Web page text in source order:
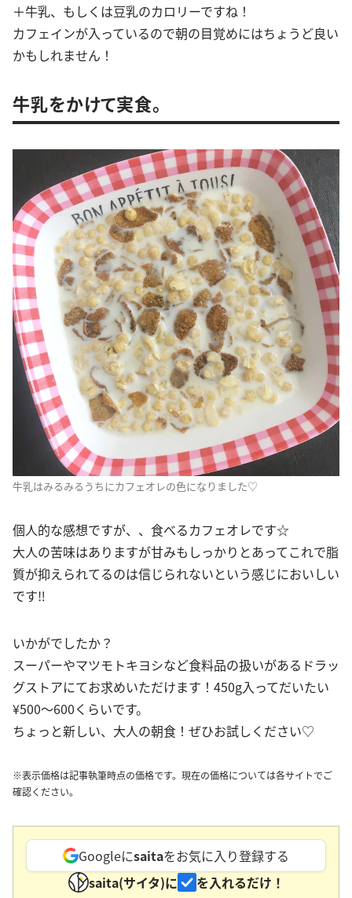
＋牛乳、もしくは豆乳のカロリーですね！
カフェインが入っているので朝の目覚めにはちょうど良い
かもしれません！
牛乳をかけて実食。
牛乳はみるみるうちにカフェオレの色になりました♡
個人的な感想ですが、、食べるカフェオレです☆
大人の苦味はありますが甘みもしっかりとあってこれで脂
質が抑えられてるのは信じられないという感じにおいしい
です‼︎
いかがでしたか？
スーパーやマツモトキヨシなど食料品の扱いがあるドラッ
グストアにてお求めいただけます！450g入ってだいたい
¥500〜600くらいです。
ちょっと新しい、大人の朝食！ぜひお試しください♡
※表示価格は記事執筆時点の価格です。現在の価格については各サイトでご
確認ください。
Googleにsaitaをお気に入り登録する
saita(サイタ)に
を入れるだけ！